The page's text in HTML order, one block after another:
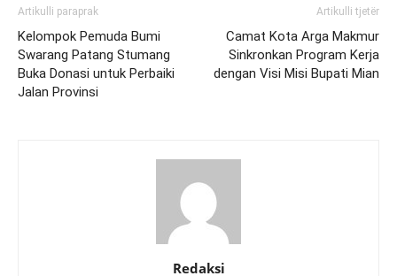
Artikulli paraprak
Kelompok Pemuda Bumi
Swarang Patang Stumang
Buka Donasi untuk Perbaiki
Jalan Provinsi
Artikulli tjetër
Camat Kota Arga Makmur
Sinkronkan Program Kerja
dengan Visi Misi Bupati Mian
Redaksi